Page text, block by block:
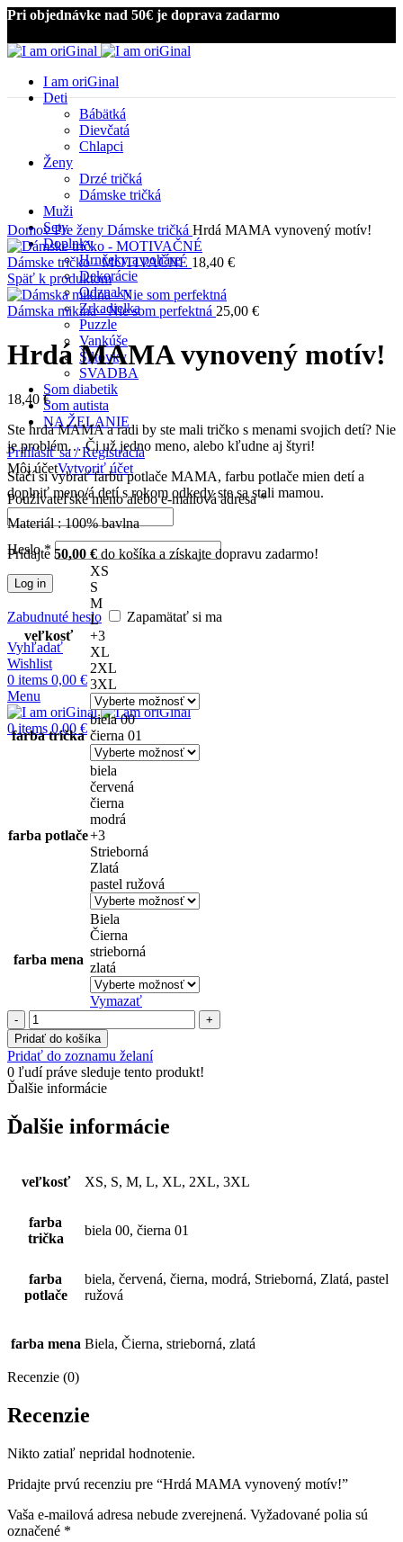
Pri objednávke nad 50€ je doprava zadarmo
I am oriGinal
Deti
Bábätká
Dievčatá
Chlapci
Ženy
Drzé tričká
Dámske tričká
Muži
Sety
Doplnky
Hrnčeky a poháre
Dekorácie
Odznaky
Zrkadielka
Puzzle
Vankúše
Šiltovky
SVADBA
Som diabetik
Som autista
NA ŽELANIE
Prihlásiť sa / Registrácia
Môj účetVytvoriť účet
Používateľské meno alebo e-mailová adresa*
Heslo*
Log in
Zabudnuté heslo
Zapamätať si ma
Vyhľadať
Wishlist
0 items 0,00 €
Menu
0items 0,00 €
Kliknite pre zväčšenie
DomovPre ženy Dámske tričká Hrdá MAMA vynovený motív!
Dámske tričko - MOTIVAČNÉ 18,40 €
Späť k produktom
Dámska mikina - Nie som perfektná 25,00 €
Hrdá MAMA vynovený motív!
18,40 €
Ste hrdá MAMA a radi by ste mali tričko s menami svojich detí? Nie
je problém… Či už jedno meno, alebo kľudne aj štyri!
Stačí si vybrať farbu potlače MAMA, farbu potlače mien detí a
doplniť meno/á detí s rokom odkedy ste sa stali mamou.
Materiál : 100% bavlna
Pridajte 50,00 € do košíka a získajte dopravu zadarmo!
veľkosť
XS
S
M
L
+3
XL
2XL
3XL
farba trička
biela 00
čierna 01
farba potlače
biela
červená
čierna
modrá
+3
Strieborná
Zlatá
pastel ružová
farba mena
Biela
Čierna
strieborná
zlatá
Vymazať
množstvo
Hrdá
MAMA
vynovený
motív!
Pridať do košíka
Pridať do zoznamu želaní
0 ľudí práve sleduje tento produkt!
Ďalšie informácie
Ďalšie informácie
veľkosť XS, S, M, L, XL, 2XL, 3XL
farba
trička
biela 00, čierna 01
farba
potlače
biela, červená, čierna, modrá, Strieborná, Zlatá, pastel
ružová
farba mena Biela, Čierna, strieborná, zlatá
Recenzie (0)
Recenzie
Nikto zatiaľ nepridal hodnotenie.
Pridajte prvú recenziu pre “Hrdá MAMA vynovený motív!”
Vaša e-mailová adresa nebude zverejnená. Vyžadované polia sú
označené *